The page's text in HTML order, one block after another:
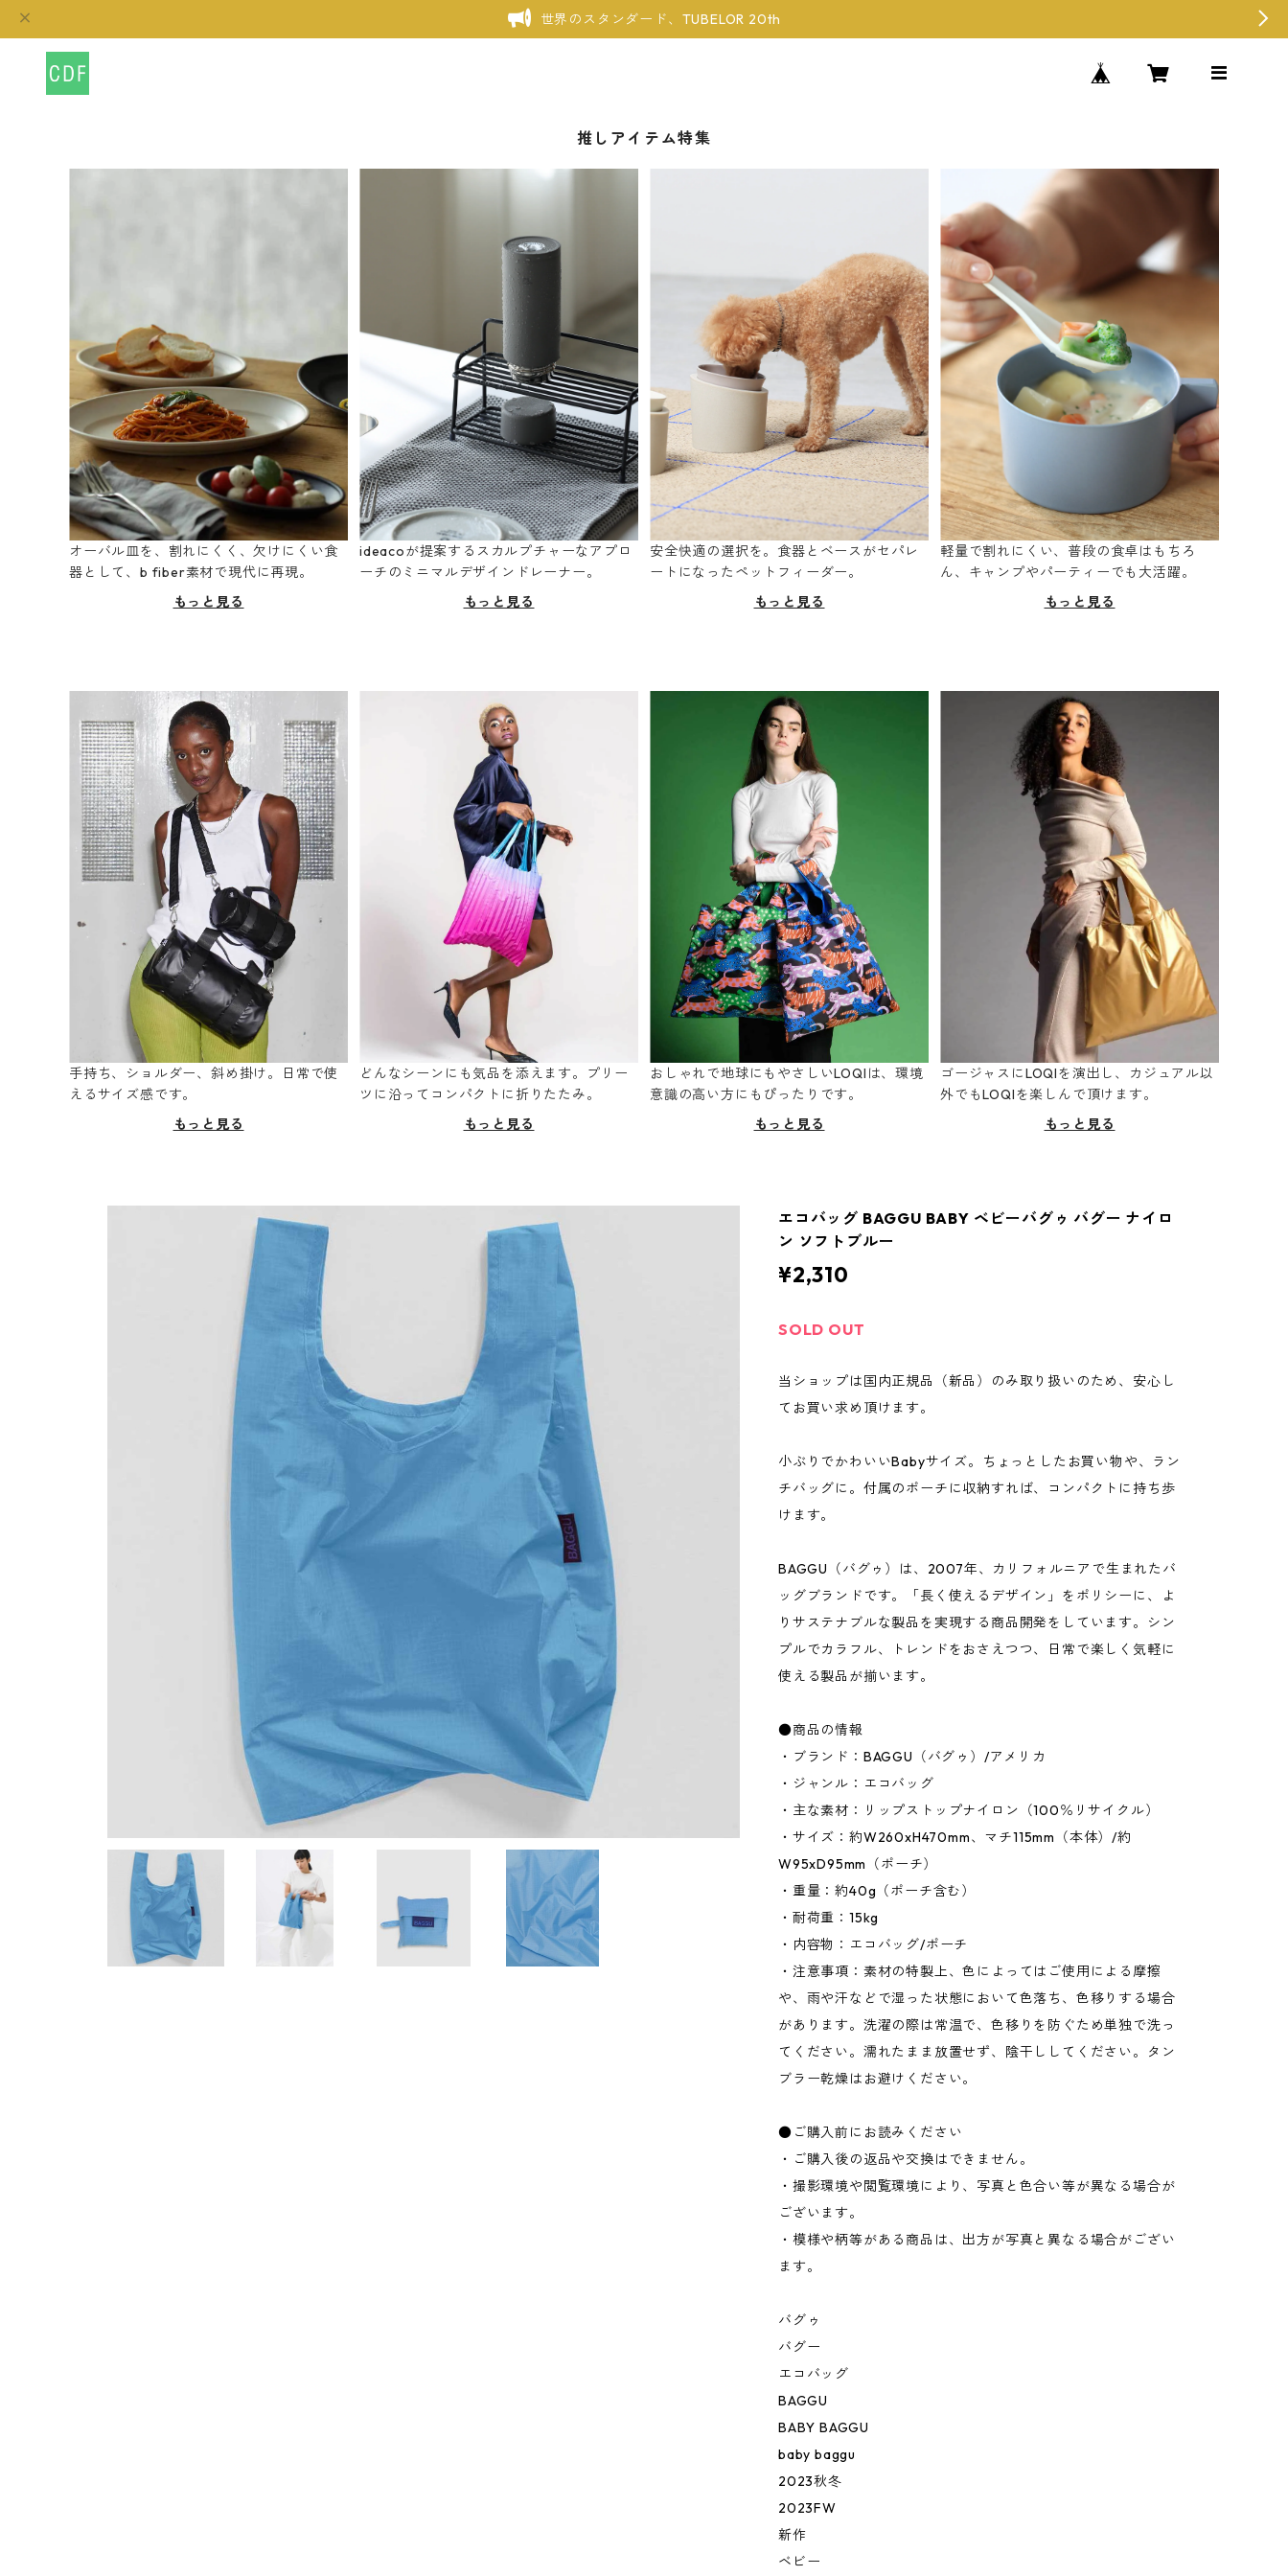
世界のスタンダード、TUBELOR 20th
推しアイテム特集
オーバル皿を、割れにくく、欠けにくい食
器として、b fiber素材で現代に再現。
もっと見る
ideacoが提案するスカルプチャーなアプロ
ーチのミニマルデザインドレーナー。
もっと見る
安全快適の選択を。食器とベースがセパレ
ートになったペットフィーダー。
もっと見る
軽量で割れにくい、普段の食卓はもちろ
ん、キャンプやパーティーでも大活躍。
もっと見る
手持ち、ショルダー、斜め掛け。日常で使
えるサイズ感です。
もっと見る
どんなシーンにも気品を添えます。プリー
ツに沿ってコンパクトに折りたたみ。
もっと見る
おしゃれで地球にもやさしいLOQIは、環境
意識の高い方にもぴったりです。
もっと見る
ゴージャスにLOQIを演出し、カジュアル以
外でもLOQIを楽しんで頂けます。
もっと見る
エコバッグ BAGGU BABY ベビーバグゥ バグー ナイロ
ン ソフトブルー
¥2,310
SOLD OUT
当ショップは国内正規品（新品）のみ取り扱いのため、安心し
てお買い求め頂けます。
小ぶりでかわいいBabyサイズ。ちょっとしたお買い物や、ラン
チバッグに。付属のポーチに収納すれば、コンパクトに持ち歩
けます。
BAGGU（バグゥ）は、2007年、カリフォルニアで生まれたバ
ッグブランドです。「長く使えるデザイン」をポリシーに、よ
りサステナブルな製品を実現する商品開発をしています。シン
プルでカラフル、トレンドをおさえつつ、日常で楽しく気軽に
使える製品が揃います。
●商品の情報
・ブランド：BAGGU（バグゥ）/アメリカ
・ジャンル：エコバッグ
・主な素材：リップストップナイロン（100％リサイクル）
・サイズ：約W260xH470mm、マチ115mm（本体）/約
W95xD95mm（ポーチ）
・重量：約40g（ポーチ含む）
・耐荷重：15kg
・内容物：エコバッグ/ポーチ
・注意事項：素材の特製上、色によってはご使用による摩擦
や、雨や汗などで湿った状態において色落ち、色移りする場合
があります。洗濯の際は常温で、色移りを防ぐため単独で洗っ
てください。濡れたまま放置せず、陰干ししてください。タン
ブラー乾燥はお避けください。
●ご購入前にお読みください
・ご購入後の返品や交換はできません。
・撮影環境や閲覧環境により、写真と色合い等が異なる場合が
ございます。
・模様や柄等がある商品は、出方が写真と異なる場合がござい
ます。
バグゥ
バグー
エコバッグ
BAGGU
BABY BAGGU
baby baggu
2023秋冬
2023FW
新作
ベビー